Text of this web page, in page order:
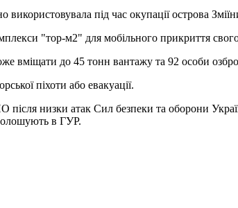
під час окупації острова
"тор-м2" для мобільного прикриття
вміщати до 45 тонн вантажу та 92 особи
піхоти або евакуації.
після низки атак Сил безпеки та оборони
в ГУР.